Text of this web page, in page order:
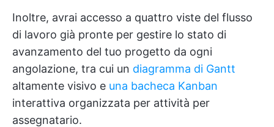
Inoltre, avrai accesso a quattro viste del flusso
di lavoro già pronte per gestire lo stato di
avanzamento del tuo progetto da ogni
angolazione, tra cui un diagramma di Gantt
altamente visivo e una bacheca Kanban
interattiva organizzata per attività per
assegnatario.